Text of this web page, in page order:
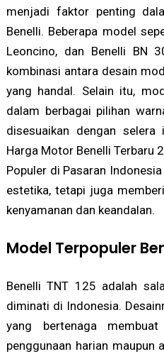
menjadi faktor penting
Benelli. Beberapa model
Leoncino, dan Benelli BN
kombinasi antara desain
yang handal. Selain itu,
dalam berbagai pilihan
disesuaikan dengan selera
Harga Motor Benelli Terbaru
Populer di Pasaran
estetika, tetapi juga
kenyamanan dan keandalan.
Model Terpopuler
Benelli TNT 125 adalah
diminati di Indonesia.
yang bertenaga
penggunaan harian